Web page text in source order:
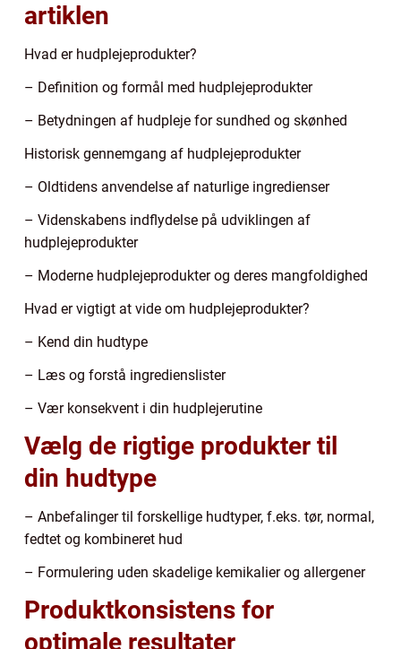
artiklen
Hvad er hudplejeprodukter?
– Definition og formål med hudplejeprodukter
– Betydningen af hudpleje for sundhed og skønhed
Historisk gennemgang af hudplejeprodukter
– Oldtidens anvendelse af naturlige ingredienser
– Videnskabens indflydelse på udviklingen af
hudplejeprodukter
– Moderne hudplejeprodukter og deres mangfoldighed
Hvad er vigtigt at vide om hudplejeprodukter?
– Kend din hudtype
– Læs og forstå ingredienslister
– Vær konsekvent i din hudplejerutine
Vælg de rigtige produkter til
din hudtype
– Anbefalinger til forskellige hudtyper, f.eks. tør, normal,
fedtet og kombineret hud
– Formulering uden skadelige kemikalier og allergener
Produktkonsistens for
optimale resultater